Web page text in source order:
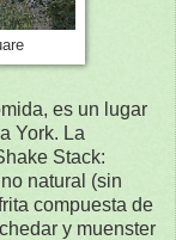
es un lugar
York. La
Stack:
natural (sin
compuesta de
y muenster